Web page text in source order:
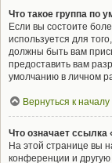
Что такое группа по
Если вы состоите
используется для
должны быть вам
предоставить вам
умолчанию в личном
Вернуться к началу
Что означает
На этой странице вы
конференции и